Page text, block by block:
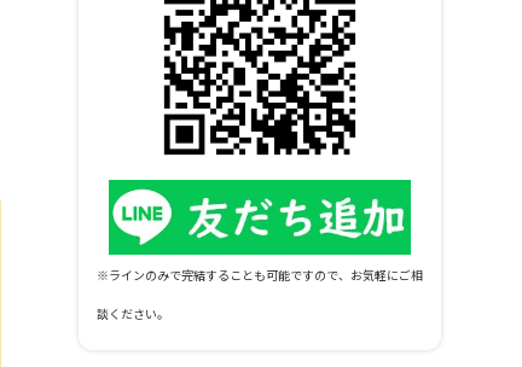
※ラインのみで完結することも可能ですので、お気軽にご相
談ください。